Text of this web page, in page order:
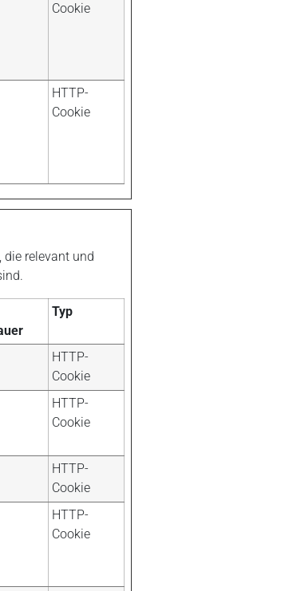
Cookie
HTTP-
Cookie
die relevant und
Typ
HTTP-
Cookie
HTTP-
Cookie
HTTP-
Cookie
HTTP-
Cookie